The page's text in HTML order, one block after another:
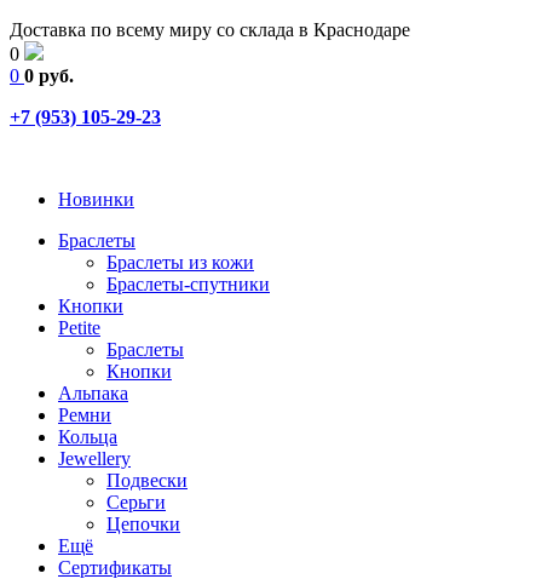
Доставка по всему миру со склада в Краснодаре
0
0 0 руб.
+7 (953) 105-29-23
Новинки
Браслеты
Браслеты из кожи
Браслеты-спутники
Кнопки
Petite
Браслеты
Кнопки
Альпака
Ремни
Кольца
Jewellery
Подвески
Серьги
Цепочки
Ещё
Сертификаты